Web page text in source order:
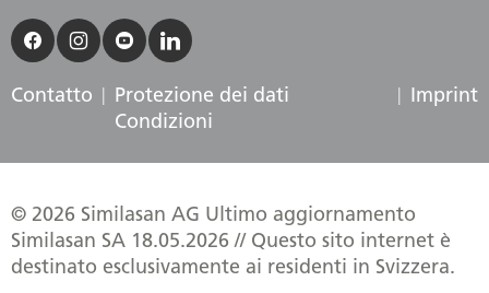
Contatto
Protezione dei dati
Condizioni
Imprint
© 2026 Similasan AG Ultimo aggiornamento
Similasan SA 18.05.2026 // Questo sito internet è
destinato esclusivamente ai residenti in Svizzera.